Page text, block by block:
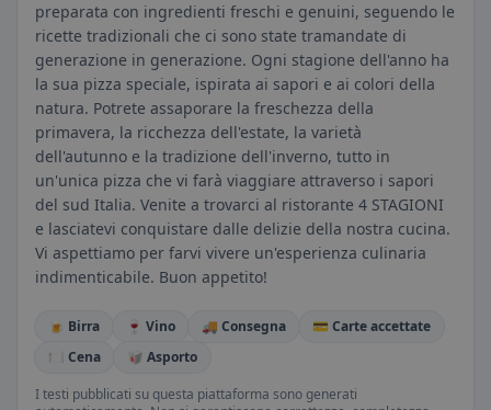
preparata con ingredienti freschi e genuini, seguendo le
ricette tradizionali che ci sono state tramandate di
generazione in generazione. Ogni stagione dell'anno ha
la sua pizza speciale, ispirata ai sapori e ai colori della
natura. Potrete assaporare la freschezza della
primavera, la ricchezza dell'estate, la varietà
dell'autunno e la tradizione dell'inverno, tutto in
un'unica pizza che vi farà viaggiare attraverso i sapori
del sud Italia. Venite a trovarci al ristorante 4 STAGIONI
e lasciatevi conquistare dalle delizie della nostra cucina.
Vi aspettiamo per farvi vivere un'esperienza culinaria
indimenticabile. Buon appetito!
🍺 Birra 🍷 Vino 🚚 Consegna
💳 Carte accettate
🍽️ Cena
🥡 Asporto
I testi pubblicati su questa piattaforma sono generati